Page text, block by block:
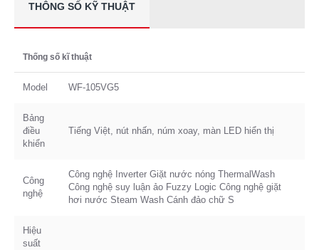
THÔNG SỐ KỸ THUẬT
Thống số kĩ thuật
Model WF-105VG5
Bảng
điều
khiển
Tiếng Việt, nút nhấn, núm xoay, màn LED hiển thị
Công
nghệ
Công nghệ Inverter Giặt nước nóng ThermalWash
Công nghệ suy luận ảo Fuzzy Logic Công nghệ giặt
hơi nước Steam Wash Cánh đảo chữ S
Hiệu
suất